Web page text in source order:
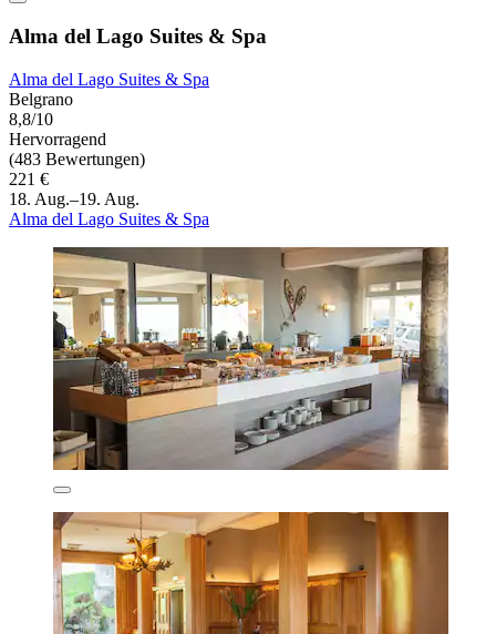
Alma del Lago Suites & Spa
Alma del Lago Suites & Spa
Belgrano
8,8/10
Hervorragend
(483 Bewertungen)
221 €
18. Aug.–19. Aug.
Alma del Lago Suites & Spa